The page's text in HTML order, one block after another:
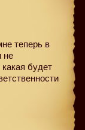
теперь в
не
будет